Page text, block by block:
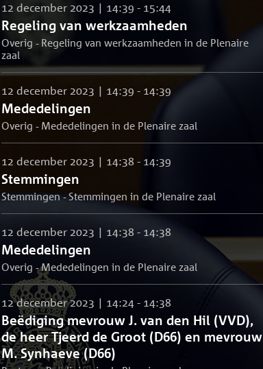
Regeling van werkzaamheden
12 december 2023 | 14:39 - 15:44
Overig - Regeling van werkzaamheden in de Plenaire
zaal
Mededelingen
12 december 2023 | 14:39 - 14:39
Overig - Mededelingen in de Plenaire zaal
Stemmingen
12 december 2023 | 14:38 - 14:39
Stemmingen - Stemmingen in de Plenaire zaal
Mededelingen
12 december 2023 | 14:38 - 14:38
Overig - Mededelingen in de Plenaire zaal
Beëdiging mevrouw J. van den Hil (VVD),
de heer Tjeerd de Groot (D66) en mevrouw
M. Synhaeve (D66)
12 december 2023 | 14:24 - 14:38